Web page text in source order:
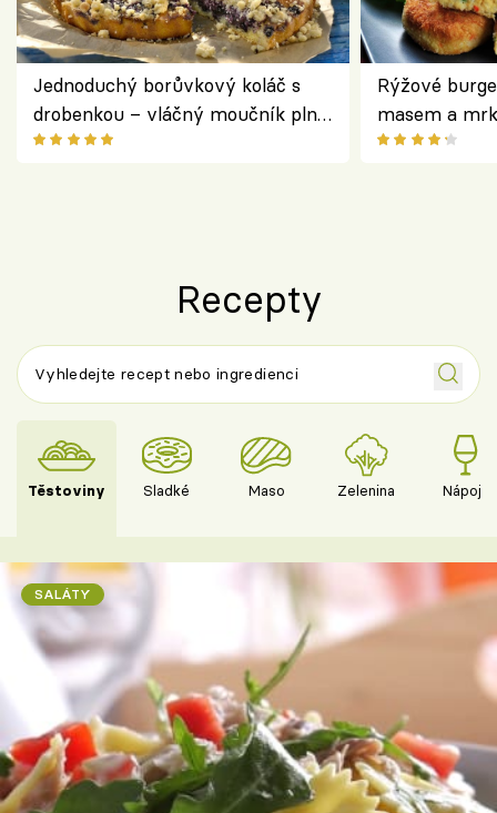
Jednoduchý borůvkový koláč s
drobenkou – vláčný moučník plný
ovoce
Rýžové
masem a
salátem –
Recepty
Těstoviny Sladké Maso Zelenina Nápoje
SALÁTY